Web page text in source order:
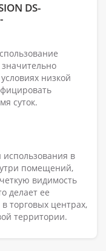
DS-
значительно
низкой
суток.
в
помещений,
видимость
делает ее
торговых центрах,
территории.